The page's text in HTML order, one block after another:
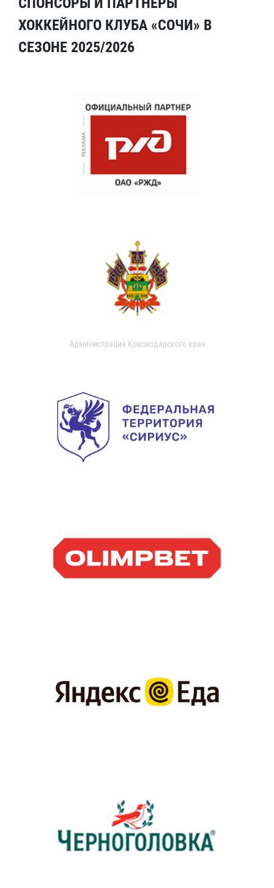
ХОККЕЙНОГО КЛУБА «СОЧИ» В
СЕЗОНЕ 2025/2026
Администрация Краснодарского края